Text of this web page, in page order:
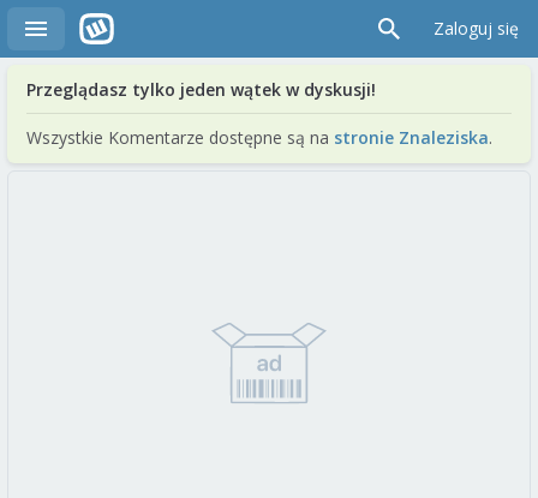
Zaloguj się
Przeglądasz tylko jeden wątek w dyskusji!
Wszystkie Komentarze dostępne są na stronie Znaleziska.